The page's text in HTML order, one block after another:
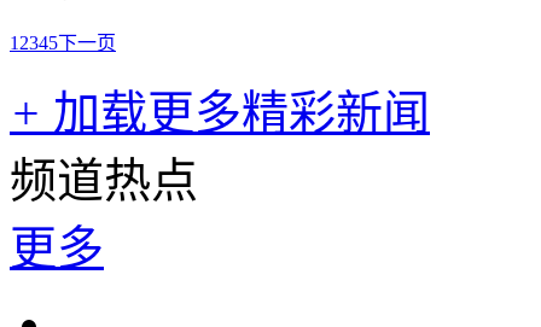
1 2345下一页
+ 加载更多精彩新闻
频道热点
更多